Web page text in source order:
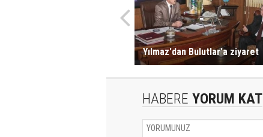
Yılmaz'dan Bulutlar'a ziyaret
HABERE YORUM KAT